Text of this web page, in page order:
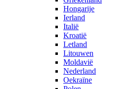
Hongarije
Ierland
Italië
Kroatië
Letland
Litouwen
Moldavië
Nederland
Oekraïne